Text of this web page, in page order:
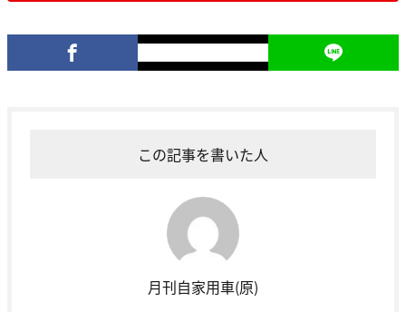
この記事を書いた人
月刊自家用車(原)